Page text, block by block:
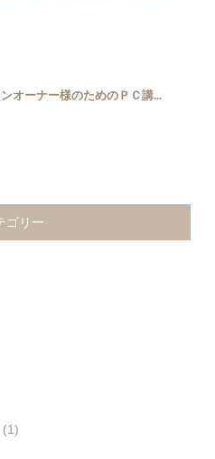
オーナー様のためのＰＣ講...
ゴリー
(1)